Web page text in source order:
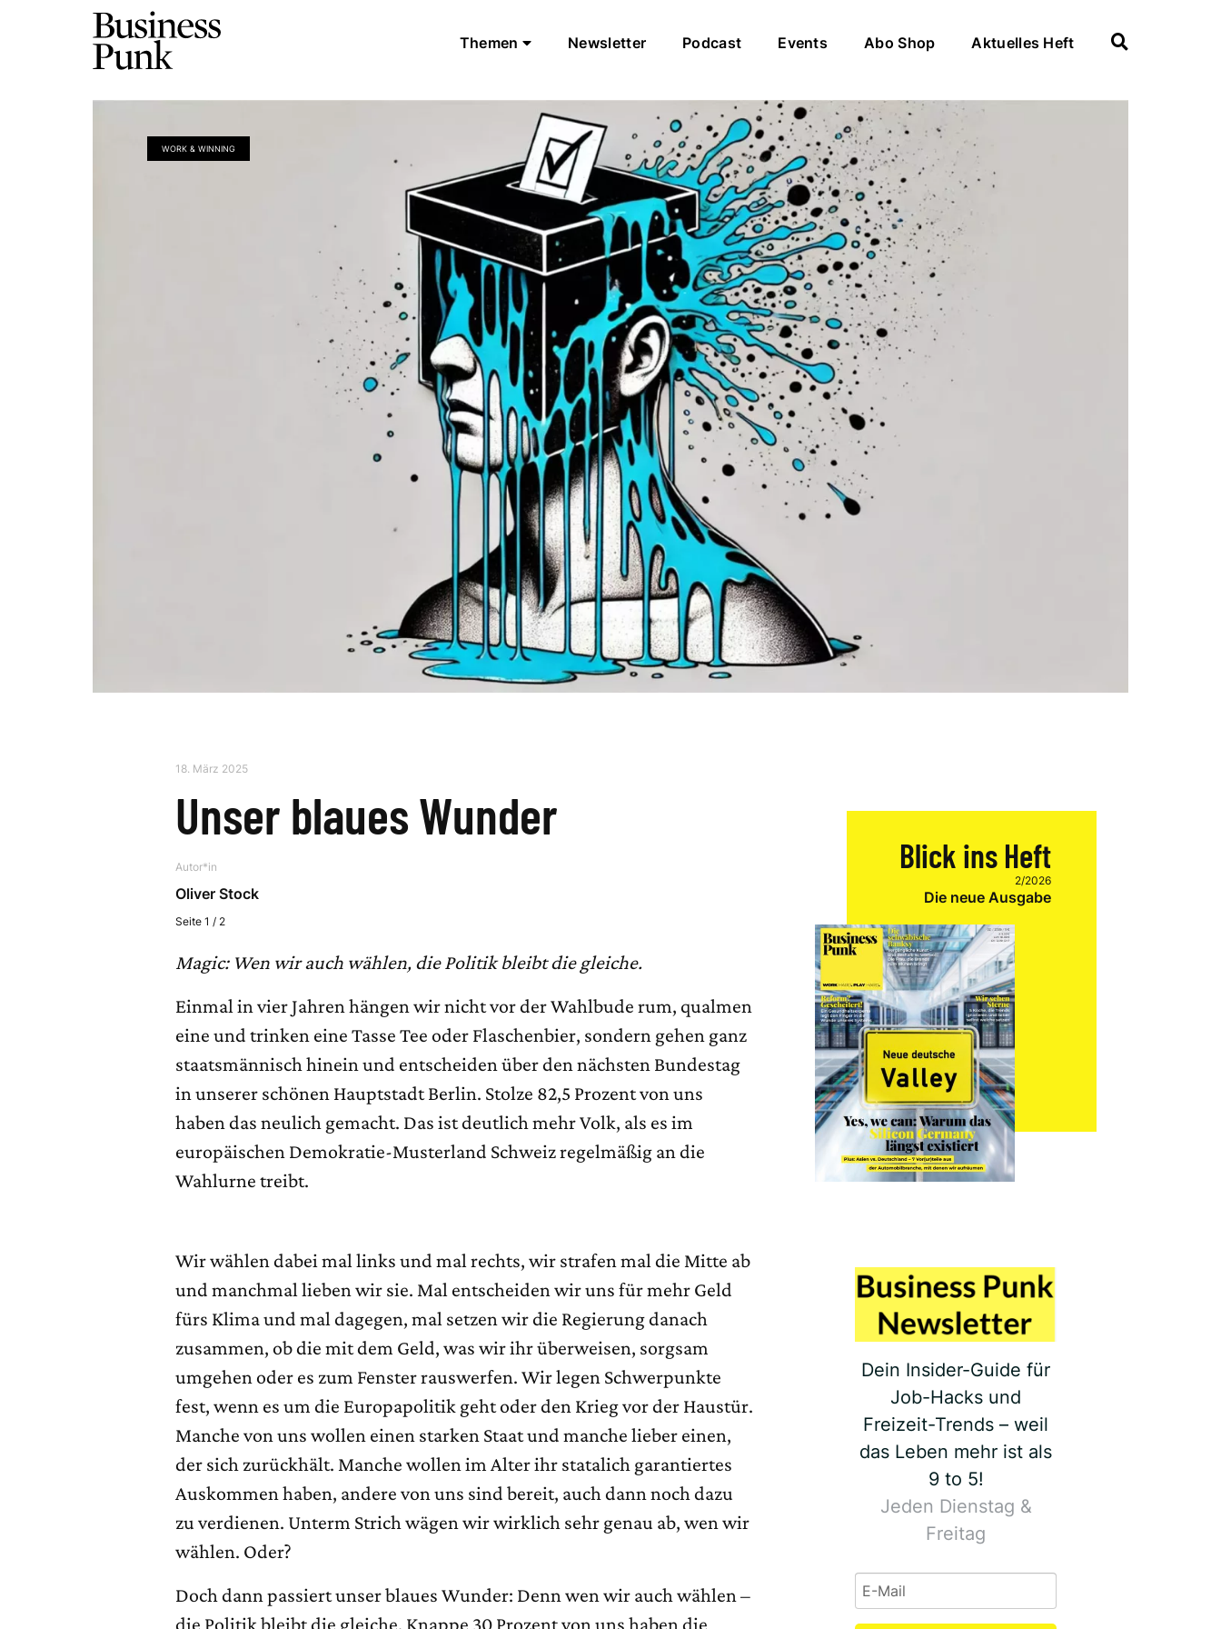
Themen Newsletter Podcast Events Abo Shop Aktuelles Heft
WORK & WINNING
18. März 2025
Unser blaues Wunder
Autor*in
Oliver Stock
Seite 1 / 2
Magic: Wen wir auch wählen, die Politik bleibt die gleiche.
Einmal in vier Jahren hängen wir nicht vor der Wahlbude rum, qualmen
eine und trinken eine Tasse Tee oder Flaschenbier, sondern gehen ganz
staatsmännisch hinein und entscheiden über den nächsten Bundestag
in unserer schönen Hauptstadt Berlin. Stolze 82,5 Prozent von uns
haben das neulich gemacht. Das ist deutlich mehr Volk, als es im
europäischen Demokratie-Musterland Schweiz regelmäßig an die
Wahlurne treibt.
Wir wählen dabei mal links und mal rechts, wir strafen mal die Mitte ab
und manchmal lieben wir sie. Mal entscheiden wir uns für mehr Geld
fürs Klima und mal dagegen, mal setzen wir die Regierung danach
zusammen, ob die mit dem Geld, was wir ihr überweisen, sorgsam
umgehen oder es zum Fenster rauswerfen. Wir legen Schwerpunkte
fest, wenn es um die Europapolitik geht oder den Krieg vor der Haustür.
Manche von uns wollen einen starken Staat und manche lieber einen,
der sich zurückhält. Manche wollen im Alter ihr statalich garantiertes
Auskommen haben, andere von uns sind bereit, auch dann noch dazu
zu verdienen. Unterm Strich wägen wir wirklich sehr genau ab, wen wir
wählen. Oder?
Doch dann passiert unser blaues Wunder: Denn wen wir auch wählen –
die Politik bleibt die gleiche. Knappe 30 Prozent von uns haben die
Blick ins Heft
2/2026
Die neue Ausgabe
Dein Insider-Guide für
Job-Hacks und
Freizeit-Trends – weil
das Leben mehr ist als
9 to 5!
Jeden Dienstag &
Freitag